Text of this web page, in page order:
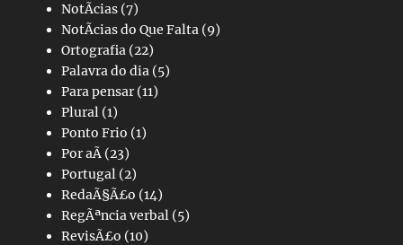
NotÃ­cias (7)
NotÃ­cias do Que Falta (9)
Ortografia (22)
Palavra do dia (5)
Para pensar(11)
Plural (1)
Ponto Frio (1)
Por aÃ­ (23)
Portugal (2)
RedaÃ§Ã£o (14)
RegÃªncia verbal (5)
RevisÃ£o (10)